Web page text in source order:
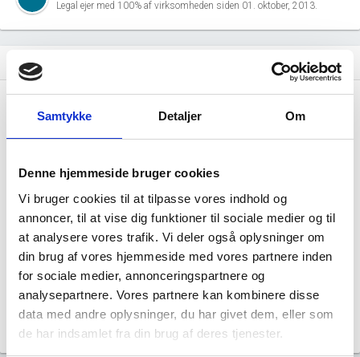
Samtykke Detaljer Om
Denne hjemmeside bruger cookies
Vi bruger cookies til at tilpasse vores indhold og
annoncer, til at vise dig funktioner til sociale medier og til
at analysere vores trafik. Vi deler også oplysninger om
din brug af vores hjemmeside med vores partnere inden
for sociale medier, annonceringspartnere og
analysepartnere. Vores partnere kan kombinere disse
data med andre oplysninger, du har givet dem, eller som
de har indsamlet fra din brug af deres tjenester.
Legal ejer med 100% af virksomheden siden 01. oktober, 2013.
dashboard Virksomhedens datterselskaber
REVISIONSFIRMAET EDELBO & LUND-
LARSEN, STATSAUTORISERET
REVISIONSPARTNERSELSKAB har ingen
datterselskaber.